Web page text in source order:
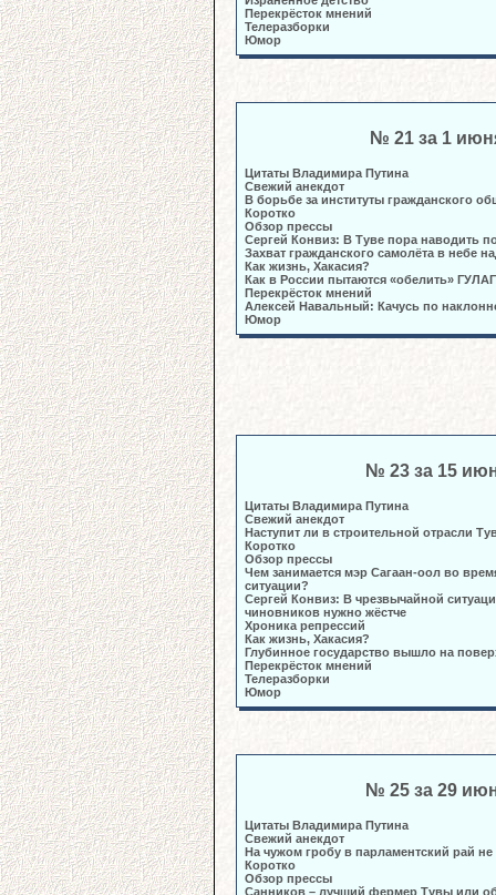
Перекрёсток мнений
Телеразборки
Юмор
№ 21 за 1
Цитаты Владимира Путина
Свежий анекдот
В борьбе за институты гражданского
Коротко
Обзор прессы
Сергей Конвиз: В Туве пора наводить
Захват гражданского самолёта в небе
Как жизнь, Хакасия?
Как в России пытаются «обелить» ГУЛАГ
Перекрёсток мнений
Алексей Навальный: Качусь по
Юмор
№ 23 за 15
Цитаты Владимира Путина
Свежий анекдот
Наступит ли в строительной отрасли
Коротко
Обзор прессы
Чем занимается мэр Сагаан-оол во
ситуации?
Сергей Конвиз: В чрезвычайной
чиновников нужно жёстче
Хроника репрессий
Как жизнь, Хакасия?
Глубинное государство вышло на
Перекрёсток мнений
Телеразборки
Юмор
№ 25 за 29
Цитаты Владимира Путина
Свежий анекдот
На чужом гробу в парламентский рай
Коротко
Обзор прессы
Санников – лучший фермер Тувы или